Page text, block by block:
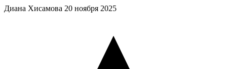
Диана Хисамова 20 ноября 2025